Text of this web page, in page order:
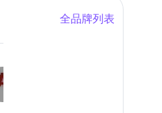
全品牌列表